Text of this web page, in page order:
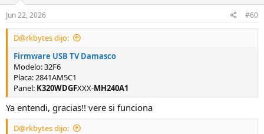
Jun 22, 2026 #60
D@rkbytes dijo:
Firmware USB TV Damasco
Modelo: 32F6
Placa: 2841AM5C1
Panel: K320WDGFXXX-MH240A1
Ya entendi, gracias!! vere si funciona
D@rkbytes dijo: